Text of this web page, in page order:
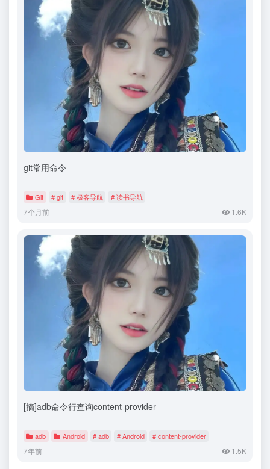
git常用命令
Git # git # 极客导航 # 读书导航
7个月前 1.6K
[摘]adb命令行查询content-provider
adb Android # adb # Android # content-provider
7年前 1.5K